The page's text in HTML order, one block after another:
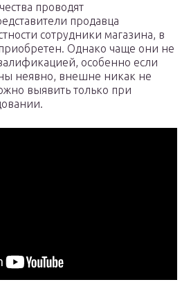
проводят
продавца
сотрудники магазина, в
Однако чаще они не
особенно если
неявно, внешне никак не
выявить только при